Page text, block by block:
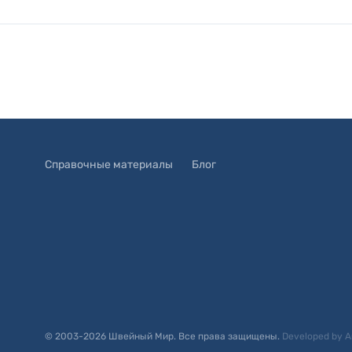
Справочные материалы Блог
© 2003-2026 Швейный Мир. Все права защищены. Developed by